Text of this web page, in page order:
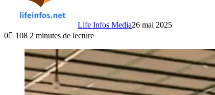
Life Infos Media26 mai 2025
0
108 2 minutes de lecture